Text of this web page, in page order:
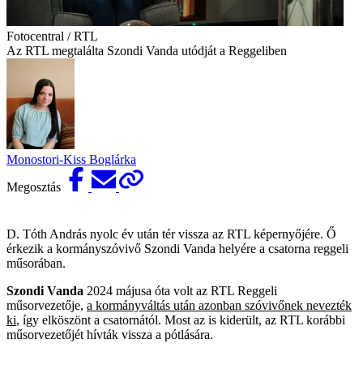
Fotocentral / RTL
Az RTL megtalálta Szondi Vanda utódját a Reggeliben
Monostori-Kiss Boglárka
Megosztás
D. Tóth András nyolc év után tér vissza az RTL képernyőjére. Ő
érkezik a kormányszóvivő Szondi Vanda helyére a csatorna reggeli
műsorában.
Szondi Vanda 2024 májusa óta volt az RTL Reggeli
műsorvezetője, a kormányváltás után azonban szóvivőnek nevezték
ki, így elköszönt a csatornától. Most az is kiderült, az RTL korábbi
műsorvezetőjét hívták vissza a pótlására.